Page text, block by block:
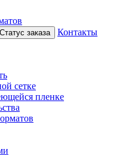
Статус заказа
Контакты
сетке
пленке